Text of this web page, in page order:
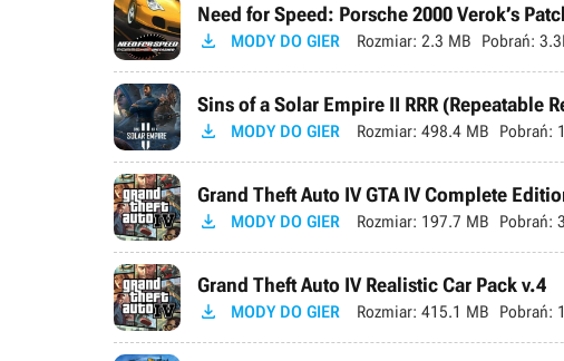
Need for Speed: Porsche 2000 Verok’s
 MODY DO GIER Rozmiar: 2.3 MB Pobrań:
Sins of a Solar Empire II RRR (Repeatable
 MODY DO GIER Rozmiar: 498.4 MB Pobrań:
Grand Theft Auto IV GTA IV Complete
 MODY DO GIER Rozmiar: 197.7 MB Pobrań:
Grand Theft Auto IV Realistic Car Pack v.4
 MODY DO GIER Rozmiar: 415.1 MB Pobrań: